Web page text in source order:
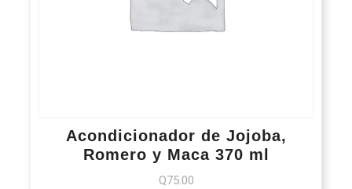
Acondicionador de Jojoba,
Romero y Maca 370 ml
Q75.00